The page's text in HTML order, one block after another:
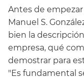
Antes de
Manuel S.
bien la
empresa, qué
demostrar para
"Es fundamental